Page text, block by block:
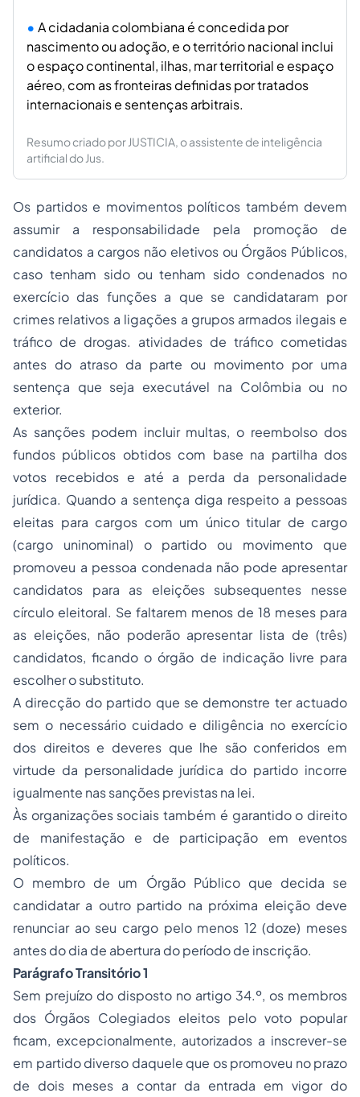
A cidadania colombiana é concedida por
nascimento ou adoção, e o território nacional inclui
o espaço continental, ilhas, mar territorial e espaço
aéreo, com as fronteiras definidas por tratados
internacionais e sentenças arbitrais.
Resumo criado por JUSTICIA, o assistente de inteligência
artificial do Jus.
Os partidos e movimentos políticos também devem
assumir a responsabilidade pela promoção de
candidatos a cargos não eletivos ou Órgãos Públicos,
caso tenham sido ou tenham sido condenados no
exercício das funções a que se candidataram por
crimes relativos a ligações a grupos armados ilegais e
tráfico de drogas. atividades de tráfico cometidas
antes do atraso da parte ou movimento por uma
sentença que seja executável na Colômbia ou no
exterior.
As sanções podem incluir multas, o reembolso dos
fundos públicos obtidos com base na partilha dos
votos recebidos e até a perda da personalidade
jurídica. Quando a sentença diga respeito a pessoas
eleitas para cargos com um único titular de cargo
(cargo uninominal) o partido ou movimento que
promoveu a pessoa condenada não pode apresentar
candidatos para as eleições subsequentes nesse
círculo eleitoral. Se faltarem menos de 18 meses para
as eleições, não poderão apresentar lista de (três)
candidatos, ficando o órgão de indicação livre para
escolher o substituto.
A direcção do partido que se demonstre ter actuado
sem o necessário cuidado e diligência no exercício
dos direitos e deveres que lhe são conferidos em
virtude da personalidade jurídica do partido incorre
igualmente nas sanções previstas na lei.
Às organizações sociais também é garantido o direito
de manifestação e de participação em eventos
políticos.
O membro de um Órgão Público que decida se
candidatar a outro partido na próxima eleição deve
renunciar ao seu cargo pelo menos 12 (doze) meses
antes do dia de abertura do período de inscrição.
Parágrafo Transitório 1
Sem prejuízo do disposto no artigo 34.º, os membros
dos Órgãos Colegiados eleitos pelo voto popular
ficam, excepcionalmente, autorizados a inscrever-se
em partido diverso daquele que os promoveu no prazo
de dois meses a contar da entrada em vigor do